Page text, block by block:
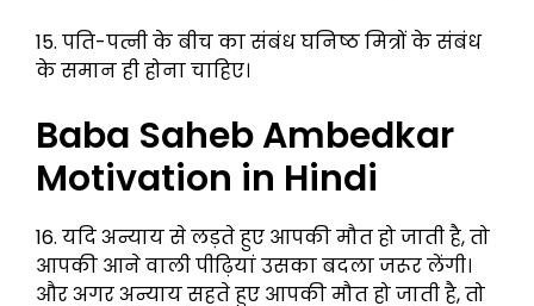
15. पति-पत्नी के बीच का संबंध घनिष्ठ मित्रों के संबंध
के समान ही होना चाहिए।
Baba Saheb Ambedkar
Motivation in Hindi
16. यदि अन्याय से लड़ते हुए आपकी मौत हो जाती है, तो
आपकी आने वाली पीढ़ियां उसका बदला जरूर लेंगी।
और अगर अन्याय सहते हुए आपकी मौत हो जाती है, तो